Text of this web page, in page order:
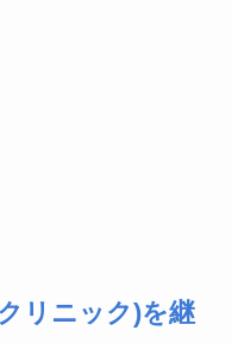
リニック)を継